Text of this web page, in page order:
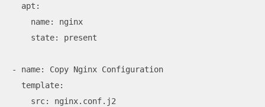
  apt:
    name: nginx
    state: present
- name: Copy Nginx Configuration
  template:
    src: nginx.conf.j2